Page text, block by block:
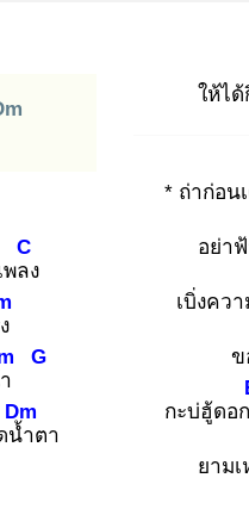
ลง
C
G
น้ำ
Dm
ตา
ให้ได้
* ถ่าก่อน
อย่า
เบิ่งคว
ข
กะบ่ฮู้ดอ
ยาม